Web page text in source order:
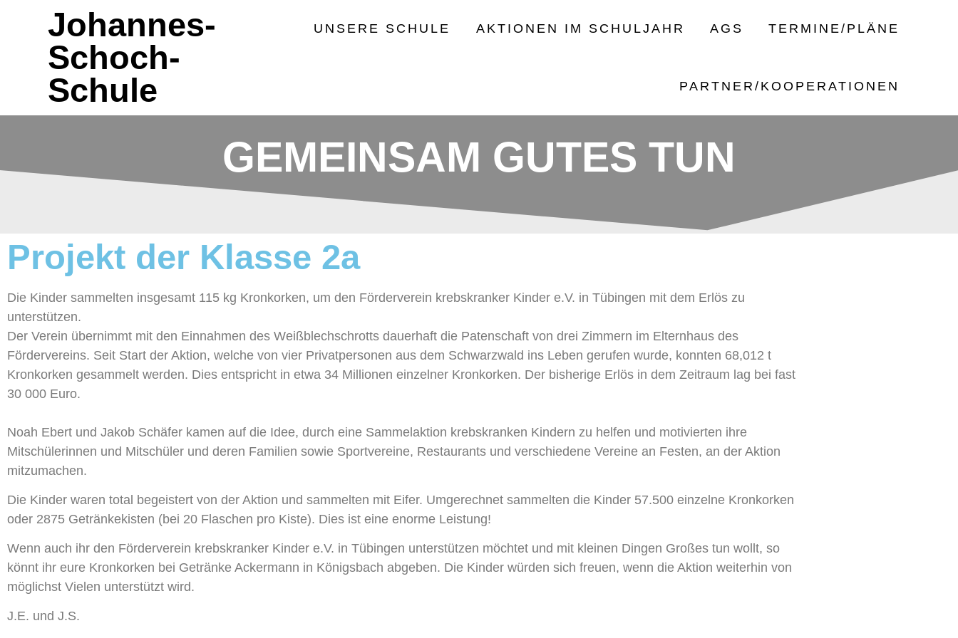
Johannes-
Schoch-
Schule
UNSERE SCHULE AKTIONEN IM SCHULJAHR AGS TERMINE/PLÄNE
PARTNER/KOOPERATIONEN
GEMEINSAM GUTES TUN
Projekt der Klasse 2a
Die Kinder sammelten insgesamt 115 kg Kronkorken, um den Förderverein krebskranker Kinder e.V. in Tübingen mit dem Erlös zu
unterstützen.
Der Verein übernimmt mit den Einnahmen des Weißblechschrotts dauerhaft die Patenschaft von drei Zimmern im Elternhaus des
Fördervereins. Seit Start der Aktion, welche von vier Privatpersonen aus dem Schwarzwald ins Leben gerufen wurde, konnten 68,012 t
Kronkorken gesammelt werden. Dies entspricht in etwa 34 Millionen einzelner Kronkorken. Der bisherige Erlös in dem Zeitraum lag bei fast
30 000 Euro.
Noah Ebert und Jakob Schäfer kamen auf die Idee, durch eine Sammelaktion krebskranken Kindern zu helfen und motivierten ihre
Mitschülerinnen und Mitschüler und deren Familien sowie Sportvereine, Restaurants und verschiedene Vereine an Festen, an der Aktion
mitzumachen.
Die Kinder waren total begeistert von der Aktion und sammelten mit Eifer. Umgerechnet sammelten die Kinder 57.500 einzelne Kronkorken
oder 2875 Getränkekisten (bei 20 Flaschen pro Kiste). Dies ist eine enorme Leistung!
Wenn auch ihr den Förderverein krebskranker Kinder e.V. in Tübingen unterstützen möchtet und mit kleinen Dingen Großes tun wollt, so
könnt ihr eure Kronkorken bei Getränke Ackermann in Königsbach abgeben. Die Kinder würden sich freuen, wenn die Aktion weiterhin von
möglichst Vielen unterstützt wird.
J.E. und J.S.